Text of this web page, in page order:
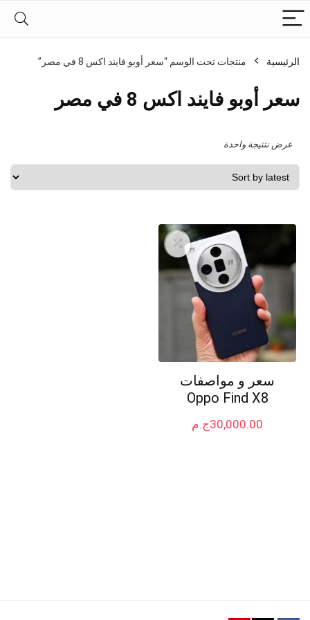
الرئيسية منتجات تحت الوسم “سعر أوبو فايند اكس 8 في مصر”
سعر أوبو فايند اكس 8 في مصر
عرض نتتيجة واحدة
سعر و مواصفات
Oppo Find X8
ج.م30,000.00